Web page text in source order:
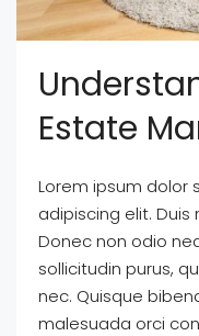
Estate
Lorem ipsum dolor
adipiscing elit.
Donec non odio
sollicitudin purus,
nec. Quisque
malesuada orci